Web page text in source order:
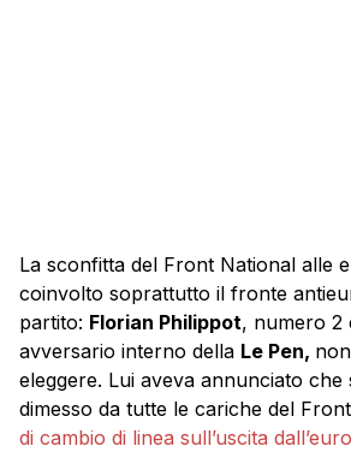
La sconfitta del Front National alle
coinvolto soprattutto il fronte
partito: Florian Philippot, numero 2
avversario interno della Le Pen,
eleggere. Lui aveva annunciato che
dimesso da tutte le cariche del
di cambio di linea sull’uscita dall’euro